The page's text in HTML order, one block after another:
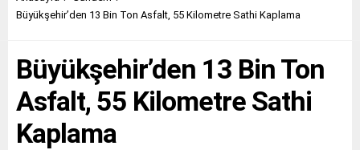
Büyükşehir’den 13 Bin Ton Asfalt, 55 Kilometre Sathi Kaplama
Büyükşehir’den 13 Bin Ton
Asfalt, 55 Kilometre Sathi
Kaplama